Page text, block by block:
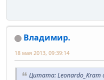
Владимир.
18 мая 2013, 09:39:14
Цитата: Leonardo_Kram